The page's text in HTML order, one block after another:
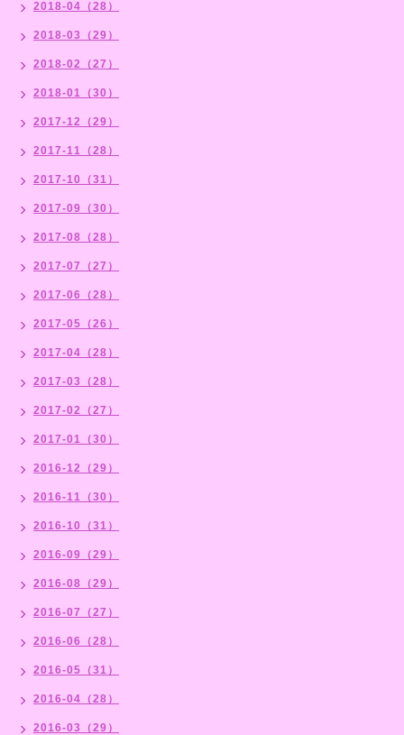
2018-04（28）
2018-03（29）
2018-02（27）
2018-01（30）
2017-12（29）
2017-11（28）
2017-10（31）
2017-09（30）
2017-08（28）
2017-07（27）
2017-06（28）
2017-05（26）
2017-04（28）
2017-03（28）
2017-02（27）
2017-01（30）
2016-12（29）
2016-11（30）
2016-10（31）
2016-09（29）
2016-08（29）
2016-07（27）
2016-06（28）
2016-05（31）
2016-04（28）
2016-03（29）